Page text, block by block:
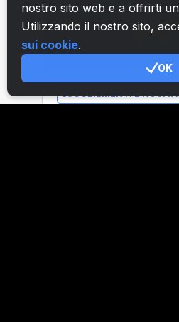
nostro sito web e a offrirti
Utilizzando il nostro sito,
sui cookie.
OK